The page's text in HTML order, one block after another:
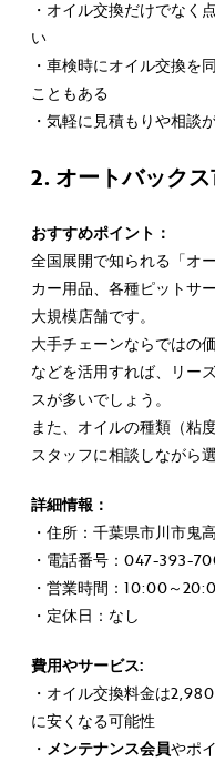
・オイル交換だけでなく
い
・車検時にオイル交換を
こともある
・気軽に見積もりや相談
2. オートバック
おすすめポイント：
全国展開で知られる「オ
カー用品、各種ピットサ
大規模店舗です。
大手チェーンならではの
などを活用すれば、リー
スが多いでしょう。
また、オイルの種類（粘
スタッフに相談しながら
詳細情報：
・住所：千葉県市川市鬼
・電話番号：047-393-
・営業時間：10:00～
・定休日：なし
費用やサービス:
・オイル交換料金は
に安くなる可能性
・ メンテナンス会員やポ